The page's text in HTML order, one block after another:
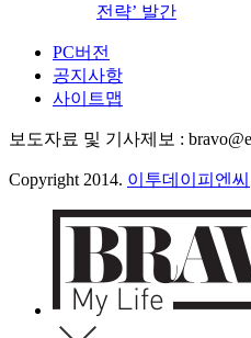
전략’ 발간
PC버전
공지사항
사이트맵
보도자료 및 기사제보 :
Copyright 2014. 이투데이피엔씨